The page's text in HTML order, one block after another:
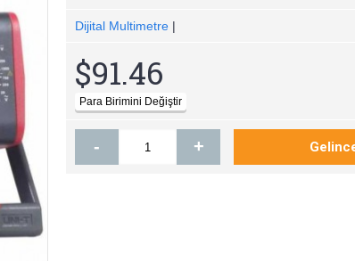
Dijital Multimetre |
$91.46
- +